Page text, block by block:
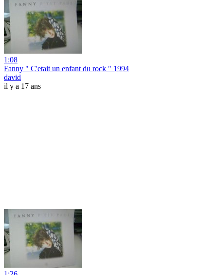
1:08
Fanny " C'etait un enfant du rock " 1994
david
il y a 17 ans